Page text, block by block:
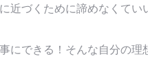
近づくために諦めなくてい
にできる！そんな自分の